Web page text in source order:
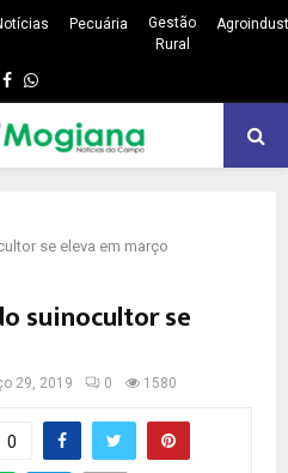
Pecuária
Gestão
Rural
Facebook
Whatsapp
se eleva em março
suinocultor se
29, 2019 0 1580
0